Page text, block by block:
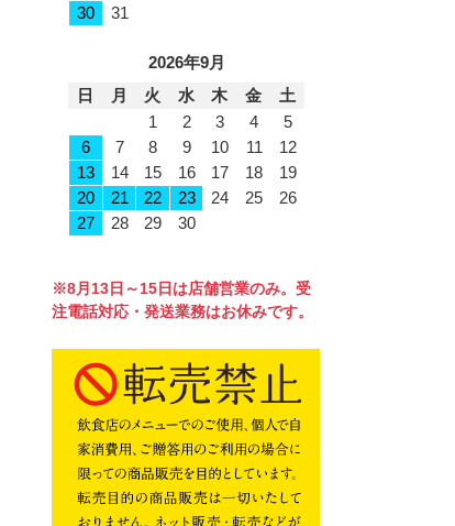
30
31
2026年9月
日
月 火 水 木 金
土
1
2 3 4
5
6
7 8 9 10 11
12
13
14 15 16 17 18
19
20
21 22 23 24 25
26
27
28 29 30
※8月13日～15日は店舗営業のみ。受
注電話対応・発送業務はお休みです。